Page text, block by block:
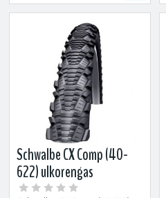
Schwalbe CX Comp (40-
622) ulkorengas